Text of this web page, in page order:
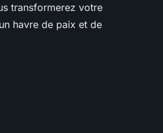
transformerez votre
havre de paix et de